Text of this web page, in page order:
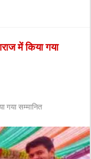
में किया गया
गया सम्मानित